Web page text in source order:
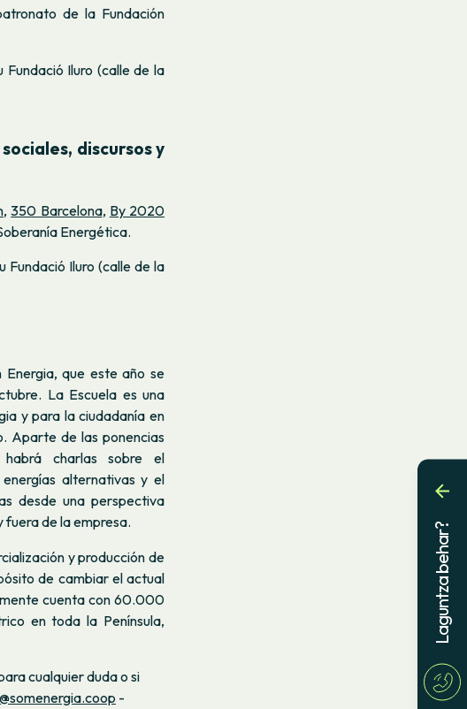
de la Fundación
Fundació Iluro (calle de la
discursos y
,350 Barcelona, By 2020
Energética.
Fundació Iluro (calle de la
Energia, que este año se
La Escuela es una
y para la ciudadanía en
Aparte de las ponencias
habrá charlas sobre el
alternativas y el
desde una perspectiva
de la empresa.
y producción de
de cambiar el actual
cuenta con 60.000
en toda la Península,
cualquier duda o si
-
Laguntza behar?